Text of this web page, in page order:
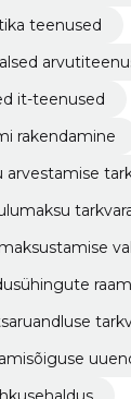
teenused
it-teenused
rakendamine
arvestamise